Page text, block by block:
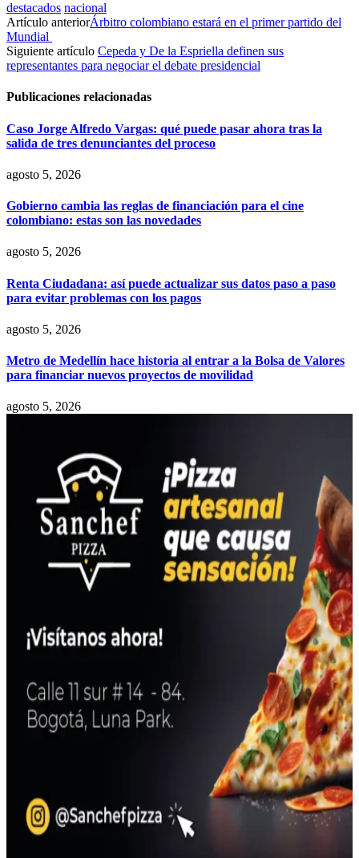
destacados nacional
Artículo anteriorÁrbitro colombiano estará en el primer partido del
Mundial
Siguiente artículo Cepeda y De la Espriella definen sus
representantes para negociar el debate presidencial
Publicaciones relacionadas
Caso Jorge Alfredo Vargas: qué puede pasar ahora tras la
salida de tres denunciantes del proceso
agosto 5, 2026
Gobierno cambia las reglas de financiación para el cine
colombiano: estas son las novedades
agosto 5, 2026
Renta Ciudadana: así puede actualizar sus datos paso a paso
para evitar problemas con los pagos
agosto 5, 2026
Metro de Medellín hace historia al entrar a la Bolsa de Valores
para financiar nuevos proyectos de movilidad
agosto 5, 2026